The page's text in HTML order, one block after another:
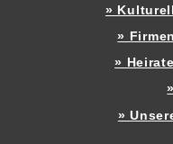
»
»
»
»